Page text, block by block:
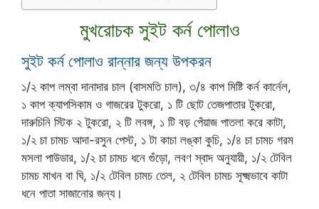
মুখরোচক সুইট কর্ন পোলাও
সুইট কর্ন পোলাও রান্নার জন্য উপকরন
১/২ কাপ লম্বা দানাদার চাল (বাসমতি চাল), ৩/৪ কাপ মিষ্টি কর্ন কার্নেল,
১ কাপ ক্যাপসিকাম ও গাজরের টুকরো, ১ টি ছোট তেজপাতার টুকরো,
দারুচিনি স্টিক ২ টুকরো, ২ টি লবঙ্গ, ১ টি বড় পেঁয়াজ পাতলা করে কাটা,
১/২ চা চামচ আদা-রসুন পেস্ট, ১ টা কাচা লঙ্কা কুচি, ১/৪ চা চামচ গরম
মসলা পাউডার, ১/২ চা চামচ ধনে গুঁড়ো, লবণ স্বাদ অনুযায়ী, ১/২ টেবিল
চামচ মাখন বা ঘি, ১/২ টেবিল চামচ তেল, ২ টেবিল চামচ সূক্ষ্মভাবে কাটা
ধনে পাতা সাজানোর জন্য।